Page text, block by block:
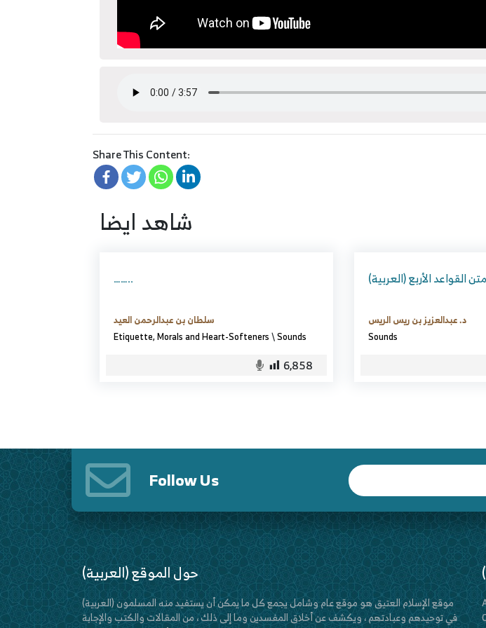
Share This Content:
شاهد ايضا
……..
سلطان بن عبدالرحمن العيد
Etiquette, Morals and Heart-Softeners\Sounds
6,858
متن القواعد الأربع
د. عبدالعزيز بن ريس الريس
Sounds
Follow Us
(العربية) حول الموقع
(العربية) موقع الإسلام العتيق هو موقع عام وشامل يجمع كل ما يمكن أن يستفيد منه المسلمون
في توحيدهم وعبادتهم ، ويكشف عن أخلاق المفسدين وما إلى ذلك ، من المقالات والكتب والإجابة